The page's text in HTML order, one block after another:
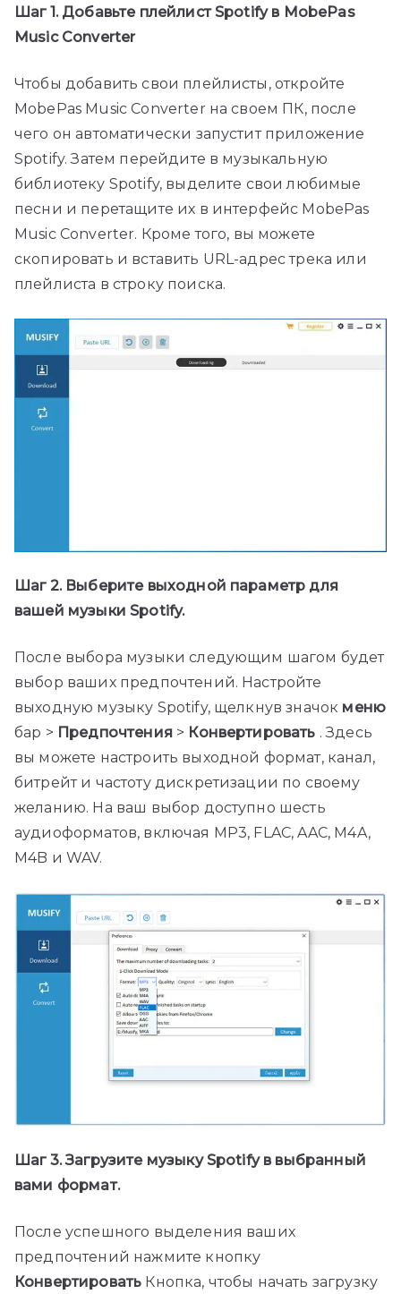
Шаг 1. Добавьте плейлист Spotify в MobePas
Music Converter
Чтобы добавить свои плейлисты, откройте
MobePas Music Converter на своем ПК, после
чего он автоматически запустит приложение
Spotify. Затем перейдите в музыкальную
библиотеку Spotify, выделите свои любимые
песни и перетащите их в интерфейс MobePas
Music Converter. Кроме того, вы можете
скопировать и вставить URL-адрес трека или
плейлиста в строку поиска.
Шаг 2. Выберите выходной параметр для
вашей музыки Spotify.
После выбора музыки следующим шагом будет
выбор ваших предпочтений. Настройте
выходную музыку Spotify, щелкнув значок меню
бар > Предпочтения> Конвертировать . Здесь
вы можете настроить выходной формат, канал,
битрейт и частоту дискретизации по своему
желанию. На ваш выбор доступно шесть
аудиоформатов, включая MP3, FLAC, AAC, M4A,
M4B и WAV.
Шаг 3. Загрузите музыку Spotify в выбранный
вами формат.
После успешного выделения ваших
предпочтений нажмите кнопку
Конвертировать Кнопка, чтобы начать загрузку